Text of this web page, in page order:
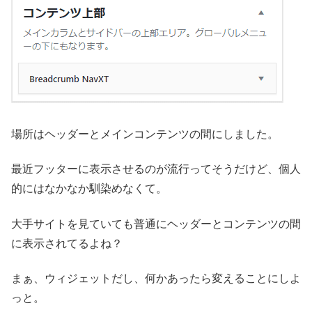
場所はヘッダーとメインコンテンツの間にしました。
最近フッターに表示させるのが流行ってそうだけど、個人
的にはなかなか馴染めなくて。
大手サイトを見ていても普通にヘッダーとコンテンツの間
に表示されてるよね？
まぁ、ウィジェットだし、何かあったら変えることにしよ
っと。